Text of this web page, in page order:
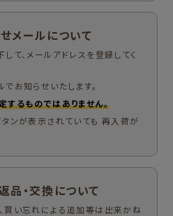
メールについて
して、メールアドレスを登録してく
お知らせいたします。
るものではありません。
ンが表示されていても 再入荷が
品・交換について
買い忘れによる追加等は出来かね